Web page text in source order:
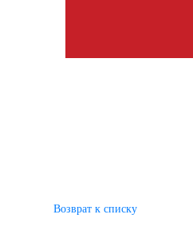
Возврат к списку